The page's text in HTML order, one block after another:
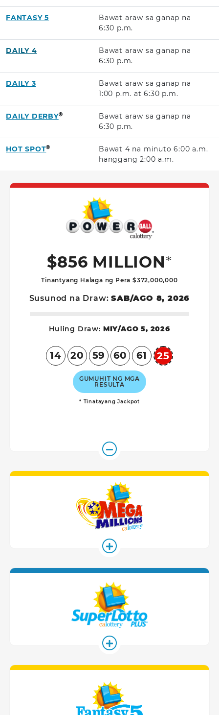
FANTASY 5
Bawat araw sa ganap na
6:30 p.m.
DAILY 4
Bawat araw sa ganap na
6:30 p.m.
DAILY 3
Bawat araw sa ganap na
1:00 p.m. at6:30 p.m.
DAILY DERBY®
Bawat araw sa ganap na
6:30 p.m.
HOT SPOT® Bawat 4 na minuto6:00 a.m.
hanggang2:00 a.m.
Powerball
$856 MILLION*
Tinantyang Halaga ng Pera $372,000,000
Susunod na Draw:SAB/AGO 8, 2026
Huling Draw: MIY/AGO 5, 2026
14 20 59 60 61 25
Powerball
GUMUHIT NG MGA
RESULTA
* Tinatayang Jackpot
Mega
SuperLotto
Fantasy 5